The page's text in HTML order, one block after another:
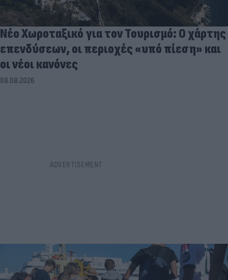
Νέο Χωροταξικό για τον Τουρισμό: Ο χάρτης
επενδύσεων, οι περιοχές «υπό πίεση» και
οι νέοι κανόνες
08.08.2026